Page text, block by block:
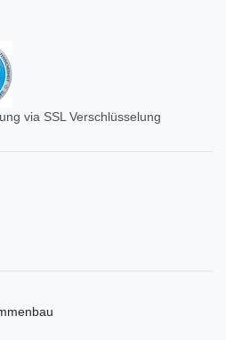
via SSL Verschlüsselung